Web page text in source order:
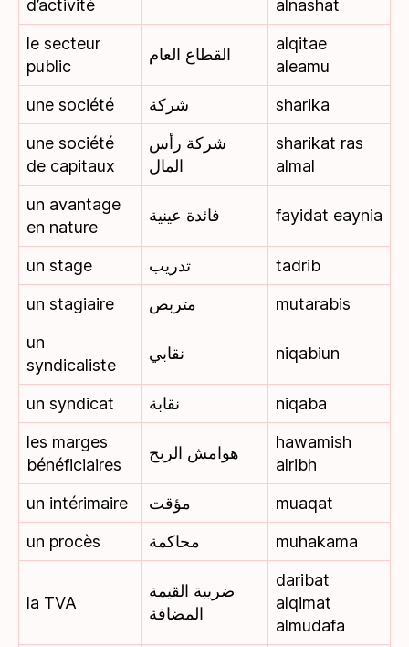
d’activité
alnashat
le secteur
public
القطاع العام
alqitae
aleamu
une société
شركة
sharika
une société
de capitaux
شركة رأس
المال
sharikat ras
almal
un avantage
en nature
فائدة عينية fayidat eaynia
un stage تدريب
tadrib
un stagiaire
متربص
mutarabis
un
syndicaliste
نقابي niqabiun
un syndicat نقابة
niqaba
les marges
bénéficiaires
هوامش الربح
hawamish
alribh
un intérimaire
مؤقت
muaqat
un procès
محاكمة muhakama
la TVA
ضريبة القيمة
المضافة
daribat
alqimat
almudafa